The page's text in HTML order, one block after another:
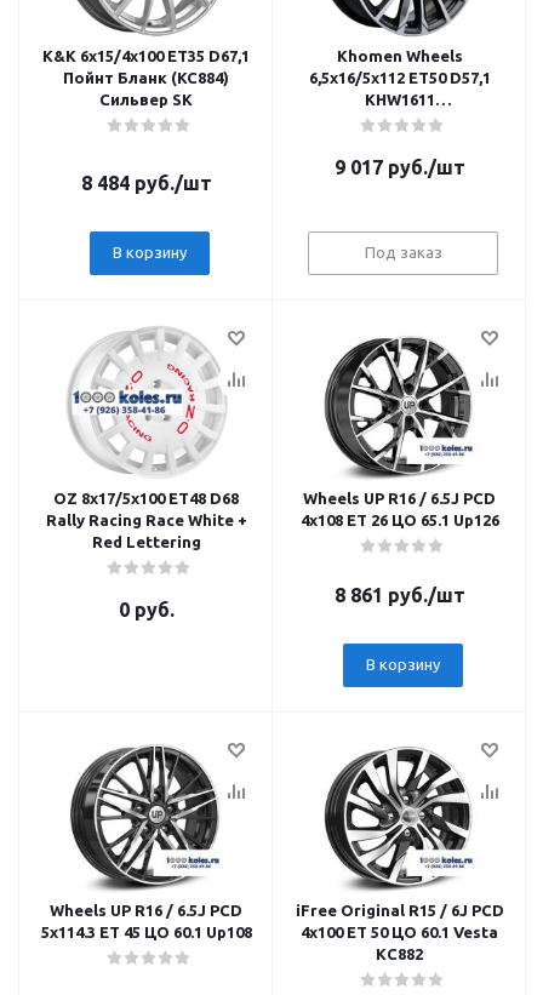
K&K 6x15/4x100 ET35 D67,1
Пойнт Бланк (KC884)
Сильвер SK
8 484руб./шт
В корзину
Khomen Wheels
6,5x16/5x112 ET50 D57,1
KHW1611
(Octavia/Golf/Jetta) Gray-
9 017руб./шт
Под заказ
OZ 8x17/5x100 ET48 D68
Rally Racing Race White +
Red Lettering
0 руб.
Wheels UP R16 / 6.5J PCD
4x108 ЕТ 26 ЦО 65.1 Up126
8 861 руб./шт
В корзину
Wheels UP R16 / 6.5J PCD
5x114.3 ЕТ 45 ЦО 60.1 Up108
iFree Original R15 / 6J PCD
4x100 ЕТ 50 ЦО 60.1 Vesta
КС882